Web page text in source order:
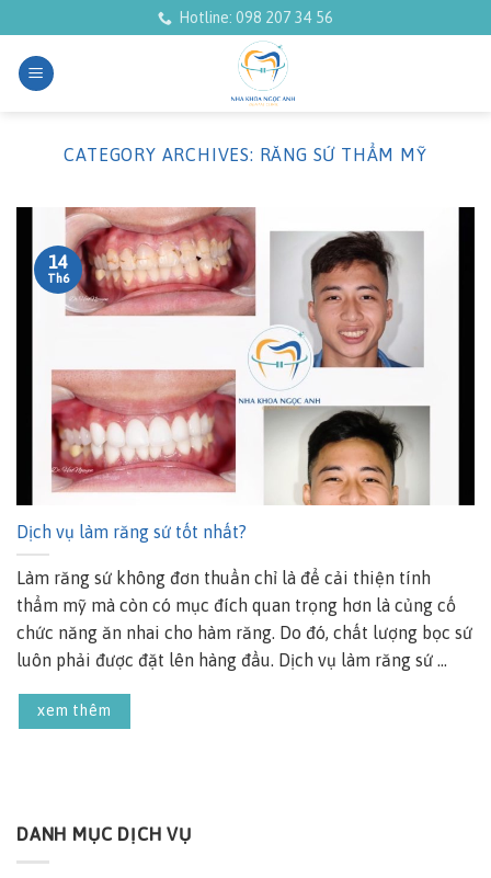
to
content
Hotline: 098 207 34 56
CATEGORY ARCHIVES: RĂNG SỨ THẨM MỸ
Dịch vụ làm răng sứ tốt nhất?
Làm răng sứ không đơn thuần chỉ là để cải thiện tính
thẩm mỹ mà còn có mục đích quan trọng hơn là củng cố
chức năng ăn nhai cho hàm răng. Do đó, chất lượng bọc sứ
luôn phải được đặt lên hàng đầu. Dịch vụ làm răng sứ ...
xem thêm
14
Th6
DANH MỤC DỊCH VỤ